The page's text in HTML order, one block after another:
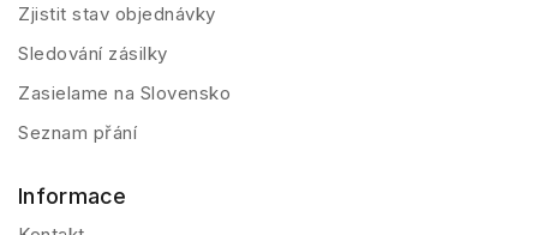
Zjistit stav objednávky
Sledování zásilky
Zasielame na Slovensko
Seznam přání
Informace